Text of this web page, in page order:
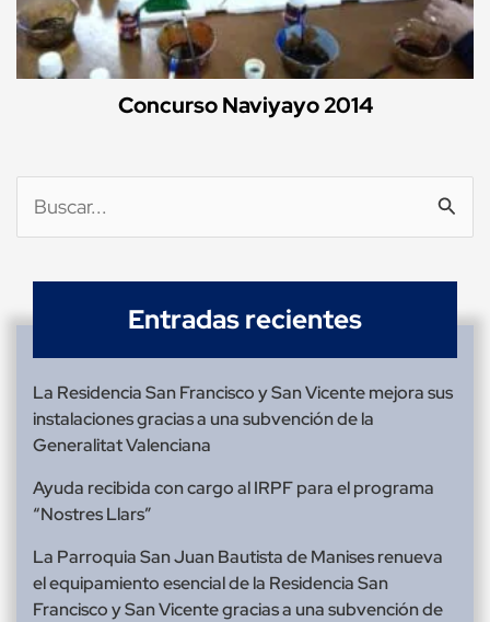
Concurso Naviyayo 2014
Buscar
por:
Entradas recientes
La Residencia San Francisco y San Vicente mejora sus
instalaciones gracias a una subvención de la
Generalitat Valenciana
Ayuda recibida con cargo al IRPF para el programa
“Nostres Llars”
La Parroquia San Juan Bautista de Manises renueva
el equipamiento esencial de la Residencia San
Francisco y San Vicente gracias a una subvención de